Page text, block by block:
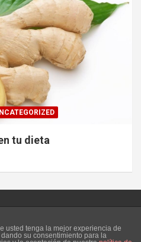
tu dieta
Tema por:Theme Horse
usted tenga la mejor experiencia de
su consentimiento para la